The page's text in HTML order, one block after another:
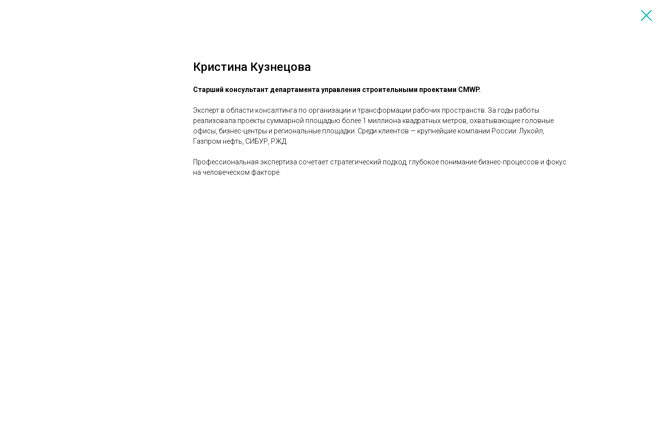
Кристина Кузнецова
Старший консультант департамента управления строительными проектами CMWP.
Эксперт в области консалтинга по организации и трансформации рабочих пространств. За годы работы
реализовала проекты суммарной площадью более 1 миллиона квадратных метров, охватывающие головные
офисы, бизнес-центры и региональные площадки. Среди клиентов — крупнейшие компании России: Лукойл,
Газпром нефть, СИБУР, РЖД.
Профессиональная экспертиза сочетает стратегический подход, глубокое понимание бизнес-процессов и фокус
на человеческом факторе.